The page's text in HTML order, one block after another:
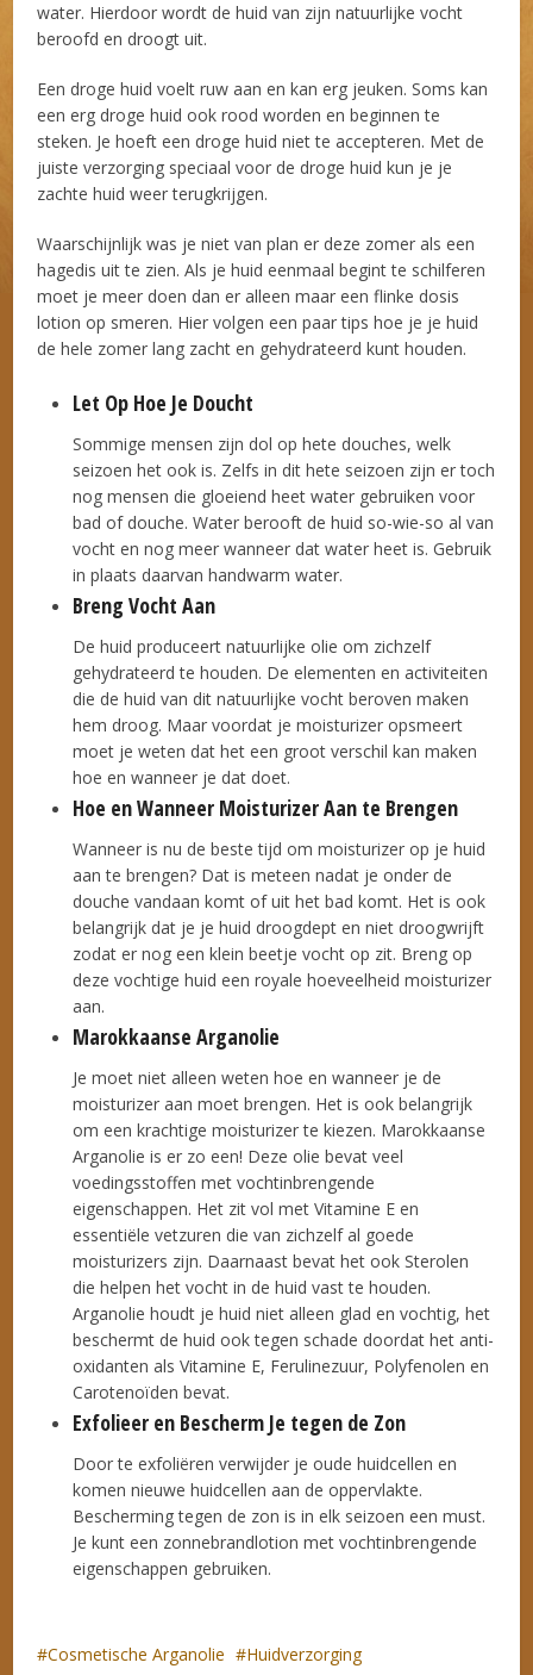
water. Hierdoor wordt de huid van zijn natuurlijke vocht
beroofd en droogt uit.
Een droge huid voelt ruw aan en kan erg jeuken. Soms kan
een erg droge huid ook rood worden en beginnen te
steken. Je hoeft een droge huid niet te accepteren. Met de
juiste verzorging speciaal voor de droge huid kun je je
zachte huid weer terugkrijgen.
Waarschijnlijk was je niet van plan er deze zomer als een
hagedis uit te zien. Als je huid eenmaal begint te schilferen
moet je meer doen dan er alleen maar een flinke dosis
lotion op smeren. Hier volgen een paar tips hoe je je huid
de hele zomer lang zacht en gehydrateerd kunt houden.
Let Op Hoe Je Doucht
Sommige mensen zijn dol op hete douches, welk
seizoen het ook is. Zelfs in dit hete seizoen zijn er toch
nog mensen die gloeiend heet water gebruiken voor
bad of douche. Water berooft de huid so-wie-so al van
vocht en nog meer wanneer dat water heet is. Gebruik
in plaats daarvan handwarm water.
Breng Vocht Aan
De huid produceert natuurlijke olie om zichzelf
gehydrateerd te houden. De elementen en activiteiten
die de huid van dit natuurlijke vocht beroven maken
hem droog. Maar voordat je moisturizer opsmeert
moet je weten dat het een groot verschil kan maken
hoe en wanneer je dat doet.
Hoe en Wanneer Moisturizer Aan te Brengen
Wanneer is nu de beste tijd om moisturizer op je huid
aan te brengen? Dat is meteen nadat je onder de
douche vandaan komt of uit het bad komt. Het is ook
belangrijk dat je je huid droogdept en niet droogwrijft
zodat er nog een klein beetje vocht op zit. Breng op
deze vochtige huid een royale hoeveelheid moisturizer
aan.
Marokkaanse Arganolie
Je moet niet alleen weten hoe en wanneer je de
moisturizer aan moet brengen. Het is ook belangrijk
om een krachtige moisturizer te kiezen. Marokkaanse
Arganolie is er zo een! Deze olie bevat veel
voedingsstoffen met vochtinbrengende
eigenschappen. Het zit vol met Vitamine E en
essentiële vetzuren die van zichzelf al goede
moisturizers zijn. Daarnaast bevat het ook Sterolen
die helpen het vocht in de huid vast te houden.
Arganolie houdt je huid niet alleen glad en vochtig, het
beschermt de huid ook tegen schade doordat het anti-
oxidanten als Vitamine E, Ferulinezuur, Polyfenolen en
Carotenoïden bevat.
Exfolieer en Bescherm Je tegen de Zon
Door te exfoliëren verwijder je oude huidcellen en
komen nieuwe huidcellen aan de oppervlakte.
Bescherming tegen de zon is in elk seizoen een must.
Je kunt een zonnebrandlotion met vochtinbrengende
eigenschappen gebruiken.
Cosmetische Arganolie Huidverzorging